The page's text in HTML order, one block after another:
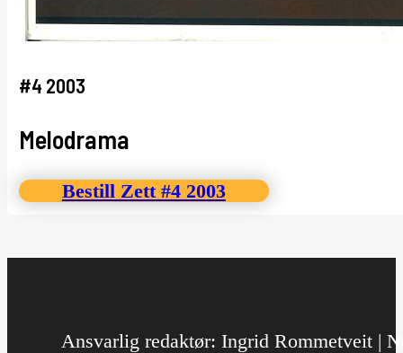
#4 2003
Melodrama
Bestill Zett #4 2003
Ansvarlig redaktør: Ingrid Rommetveit |